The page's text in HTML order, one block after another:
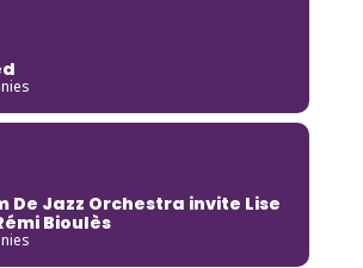
De Jazz Orchestra invite Lise
Bioulès